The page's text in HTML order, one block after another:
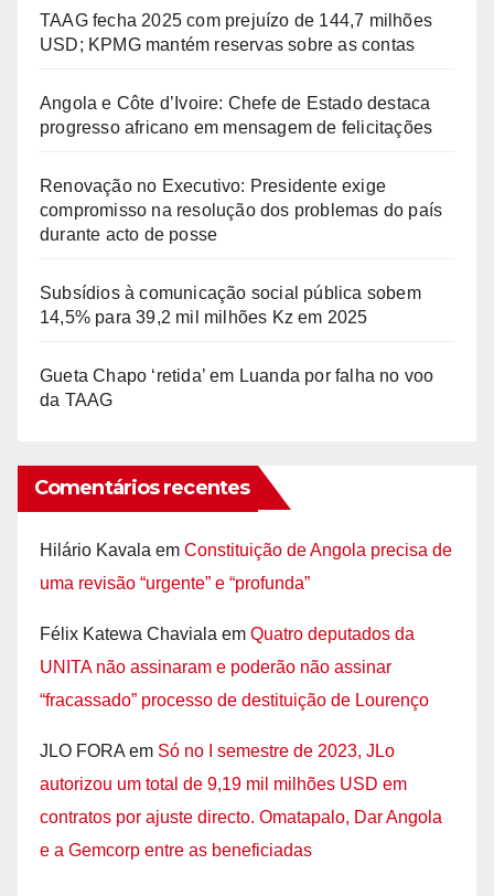
TAAG fecha 2025 com prejuízo de 144,7 milhões
USD; KPMG mantém reservas sobre as contas
Angola e Côte d’Ivoire: Chefe de Estado destaca
progresso africano em mensagem de felicitações
Renovação no Executivo: Presidente exige
compromisso na resolução dos problemas do país
durante acto de posse
Subsídios à comunicação social pública sobem
14,5% para 39,2 mil milhões Kz em 2025
Gueta Chapo ‘retida’ em Luanda por falha no voo
da TAAG
Comentários recentes
Hilário Kavala em Constituição de Angola precisa de
uma revisão “urgente” e “profunda”
Félix Katewa Chaviala em Quatro deputados da
UNITA não assinaram e poderão não assinar
“fracassado” processo de destituição de Lourenço
JLO FORA em Só no I semestre de 2023, JLo
autorizou um total de 9,19 mil milhões USD em
contratos por ajuste directo. Omatapalo, Dar Angola
e a Gemcorp entre as beneficiadas